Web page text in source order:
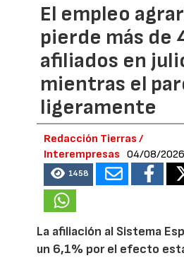
El empleo
pierde más de
afiliados en
mientras el
ligeramente
Redacción Tierras /
Interempresas
04/08/2026
1458
La afiliación al Sistema
un 6,1% por el efecto